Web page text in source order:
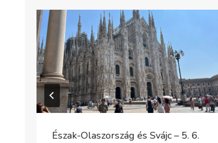
Észak-Olaszország és Svájc – 5. 6.